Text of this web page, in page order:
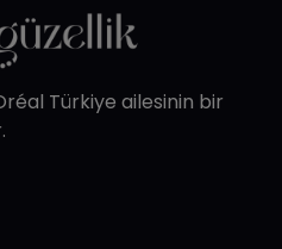
Türkiye ailesinin bir